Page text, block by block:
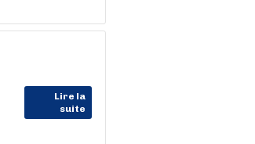
Lire la
suite